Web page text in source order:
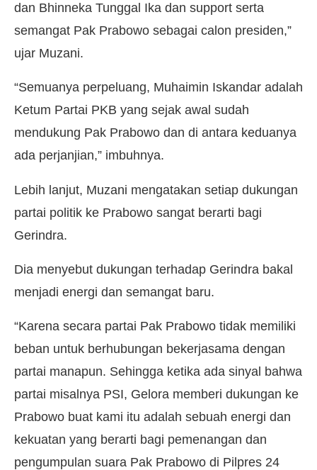
dan Bhinneka Tunggal Ika dan support serta
semangat Pak Prabowo sebagai calon presiden,”
ujar Muzani.
“Semuanya perpeluang, Muhaimin Iskandar adalah
Ketum Partai PKB yang sejak awal sudah
mendukung Pak Prabowo dan di antara keduanya
ada perjanjian,” imbuhnya.
Lebih lanjut, Muzani mengatakan setiap dukungan
partai politik ke Prabowo sangat berarti bagi
Gerindra.
Dia menyebut dukungan terhadap Gerindra bakal
menjadi energi dan semangat baru.
“Karena secara partai Pak Prabowo tidak memiliki
beban untuk berhubungan bekerjasama dengan
partai manapun. Sehingga ketika ada sinyal bahwa
partai misalnya PSI, Gelora memberi dukungan ke
Prabowo buat kami itu adalah sebuah energi dan
kekuatan yang berarti bagi pemenangan dan
pengumpulan suara Pak Prabowo di Pilpres 24